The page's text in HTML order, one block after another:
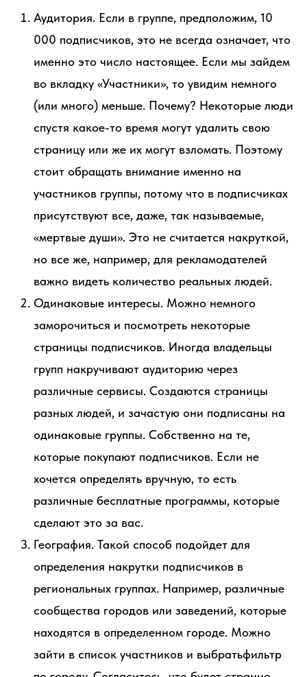
Аудитория. Если в группе, предположим, 10
000 подписчиков, это не всегда означает, что
именно это число настоящее. Если мы зайдем
во вкладку «Участники», то увидим немного
(или много) меньше. Почему? Некоторые люди
спустя какое-то время могут удалить свою
страницу или же их могут взломать. Поэтому
стоит обращать внимание именно на
участников группы, потому что в подписчиках
присутствуют все, даже, так называемые,
«мертвые души». Это не считается накруткой,
но все же, например, для рекламодателей
важно видеть количество реальных людей.
Одинаковые интересы. Можно немного
заморочиться и посмотреть некоторые
страницы подписчиков. Иногда владельцы
групп накручивают аудиторию через
различные сервисы. Создаются страницы
разных людей, и зачастую они подписаны на
одинаковые группы. Собственно на те,
которые покупают подписчиков. Если не
хочется определять вручную, то есть
различные бесплатные программы, которые
сделают это за вас.
География. Такой способ подойдет для
определения накрутки подписчиков в
региональных группах. Например, различные
сообщества городов или заведений, которые
находятся в определенном городе. Можно
зайти в список участников и выбратьфильтр